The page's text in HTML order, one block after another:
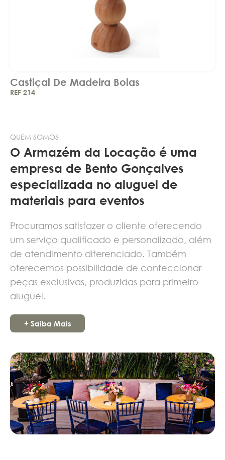
Castiçal De Madeira Bolas
REF 214
QUEM SOMOS
O Armazém da Locação é uma
empresa de Bento Gonçalves
especializada no aluguel de
materiais para eventos
Procuramos satisfazer o cliente oferecendo
um serviço qualificado e personalizado, além
de atendimento diferenciado. Também
oferecemos possibilidade de confeccionar
peças exclusivas, produzidas para primeiro
aluguel.
+ Saiba Mais